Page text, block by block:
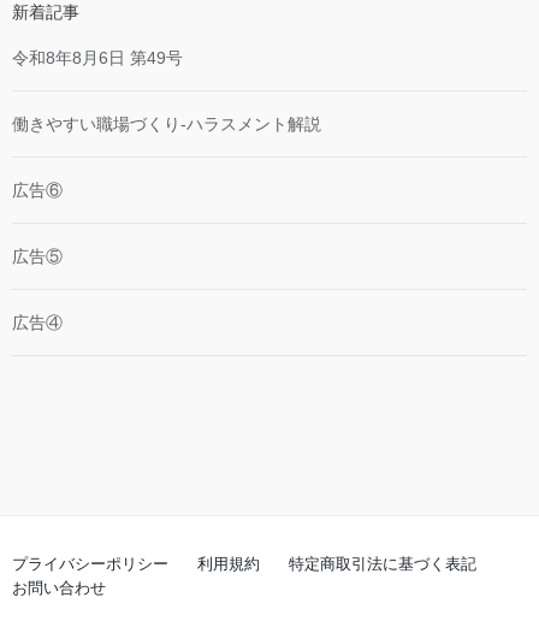
新着記事
令和8年8月6日 第49号
働きやすい職場づくり-ハラスメント解説
広告⑥
広告⑤
広告④
プライバシーポリシー 利用規約
特定商取引法に基づく表記
お問い合わせ